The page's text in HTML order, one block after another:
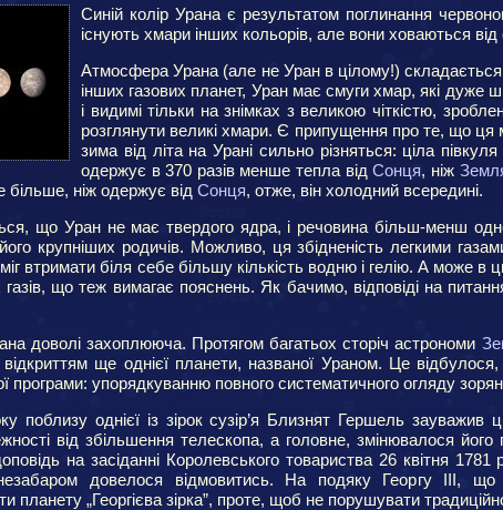
Синій колір Урана є результатом поглинання
існують хмари інших кольорів, але вони ховаються
Атмосфера Урана (але не Уран в цілому!)
інших газових планет, Уран має смуги хмар, які дуже
і видимі тільки на знімках з великою чіткістю,
розглянути великі хмари. Є припущення про те, що ця
зима від літа на Урані сильно різняться: ціла
одержує в 370 разів менше тепла відСонця, ніж
більше, ніж одержує від Сонця, отже, він холодний всередині.
що Уран не має твердого ядра, і речовина більш-менш
крупніших родичів. Можливо, ця збідненість легкими
втримати біля себе більшу кількість водню і гелію. А може
газів, що теж вимагає пояснень. Як бачимо, відповіді на
доволі захоплююча. Протягом багатьох сторіч астрономи
ще однієї планети, названої Ураном. Це
програми: упорядкуванню повного систематичного огляду
поблизу однієї із зірок сузір’я Близнят Гершель зауважив
від збільшення телескопа, а головне, змінювалося
на засіданні Королевського товариства 26 квітня
незабаром довелося відмовитись. На подяку Георгу III,
планету „Георгієва зірка”, проте, щоб не порушувати